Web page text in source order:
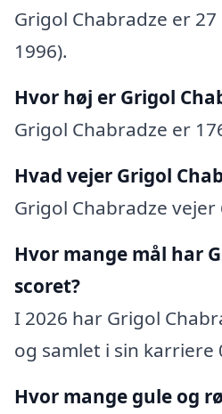
Grigol Chabradze er
1996).
Hvor høj er Grigol
Grigol Chabradze er
Hvad vejer Grigol
Grigol Chabradze vejer
Hvor mange mål har
scoret?
I 2026 har Grigol
og samlet i sin karriere
Hvor mange gule og